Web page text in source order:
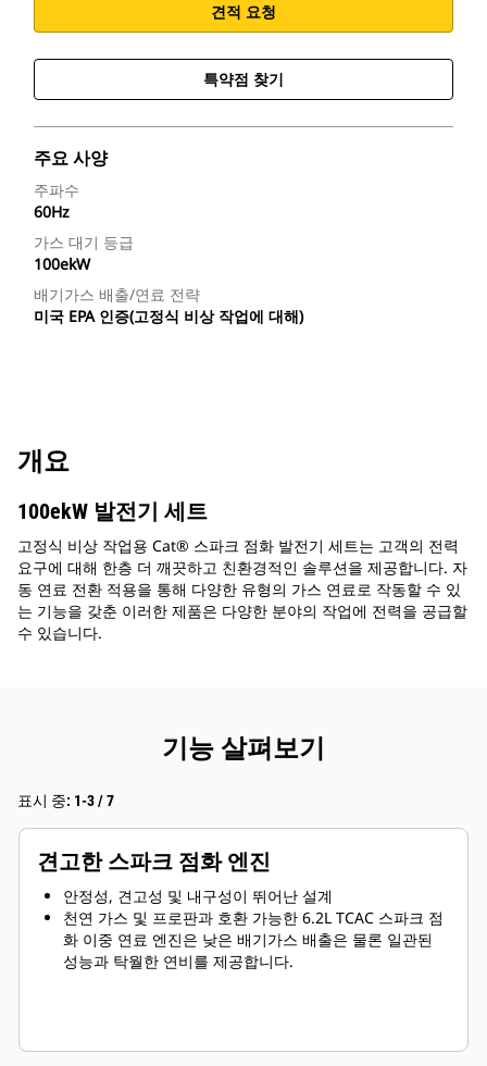
견적 요청
특약점 찾기
주요 사양
주파수
60Hz
가스 대기 등급
100ekW
배기가스 배출/연료 전략
미국 EPA 인증(고정식 비상 작업에 대해)
개요
100ekW 발전기 세트
고정식 비상 작업용 Cat® 스파크 점화 발전기 세트는 고객의 전력
요구에 대해 한층 더 깨끗하고 친환경적인 솔루션을 제공합니다. 자
동 연료 전환 적용을 통해 다양한 유형의 가스 연료로 작동할 수 있
는 기능을 갖춘 이러한 제품은 다양한 분야의 작업에 전력을 공급할
수 있습니다.
기능 살펴보기
표시 중: 1-3 / 7
견고한 스파크 점화 엔진
안정성, 견고성 및 내구성이 뛰어난 설계
천연 가스 및 프로판과 호환 가능한 6.2L TCAC 스파크 점
화 이중 연료 엔진은 낮은 배기가스 배출은 물론 일관된
성능과 탁월한 연비를 제공합니다.